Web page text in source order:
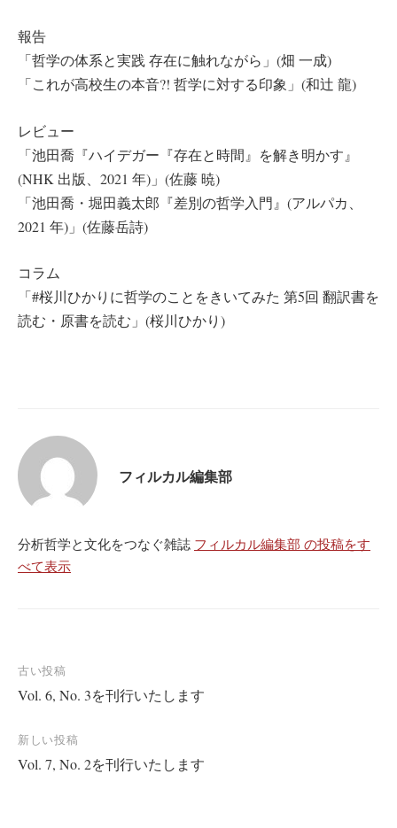
報告
「哲学の体系と実践 存在に触れながら」(畑 一成)
「これが高校生の本音?! 哲学に対する印象」(和辻 龍)
レビュー
「池田喬『ハイデガー『存在と時間』を解き明かす』
(NHK 出版、2021 年)」(佐藤 暁)
「池田喬・堀田義太郎『差別の哲学入門』(アルパカ、
2021 年)」(佐藤岳詩)
コラム
「#桜川ひかりに哲学のことをきいてみた 第5回 翻訳書を
読む・原書を読む」(桜川ひかり)
フィルカル編集部
分析哲学と文化をつなぐ雑誌 フィルカル編集部 の投稿をす
べて表示
投
稿
ナ
ビ
古い投稿
Vol. 6, No. 3を刊行いたします
新しい投稿
Vol. 7, No. 2を刊行いたします